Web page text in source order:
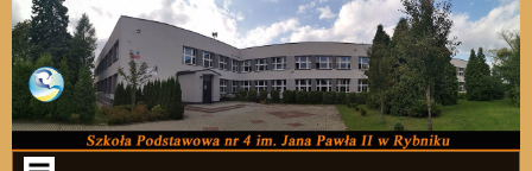
Przejdź do zawartości